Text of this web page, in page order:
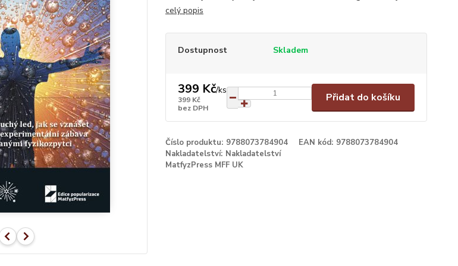
celý popis
Dostupnost Skladem
399 Kč/ks
399 Kč
bez DPH
Přidat do košíku
Číslo produktu: 9788073784904 EAN kód: 9788073784904
Nakladatelství: Nakladatelství
MatfyzPress MFF UK